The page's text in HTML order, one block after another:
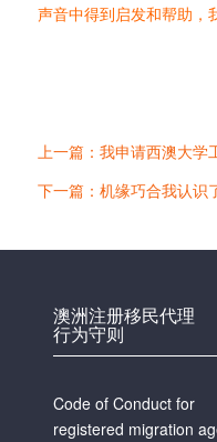
声音中得到启发和帮助，
上一篇：我申请西澳大学
下一篇：机缘巧合我认识
澳洲注册移民代理
行为守则
Code of Conduct for
registered migration